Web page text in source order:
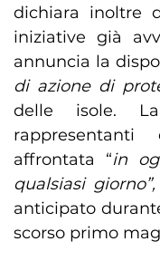
dichiara inoltre
iniziative già
annuncia la
di azione di
delle isole.
rappresentanti
affrontata “in
qualsiasi giorno”,
anticipato
scorso primo